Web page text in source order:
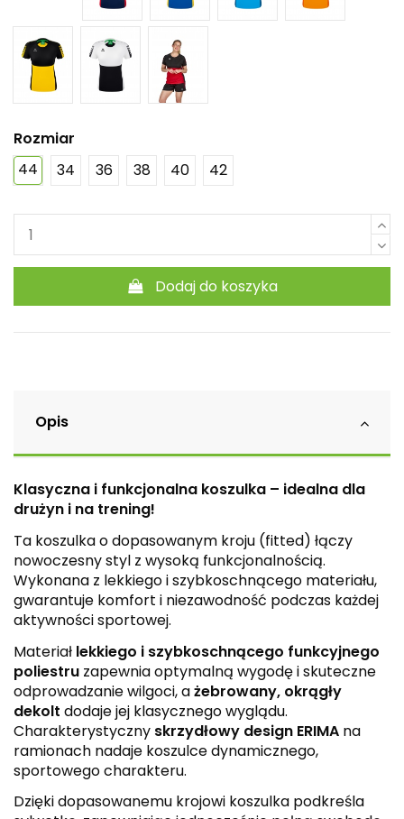
Rozmiar
44
34 36 38 40 42
Dodaj do koszyka
Opis
Klasyczna i funkcjonalna koszulka – idealna dla
drużyn i na trening!
Ta koszulka o dopasowanym kroju (fitted) łączy
nowoczesny styl z wysoką funkcjonalnością.
Wykonana z lekkiego i szybkoschnącego materiału,
gwarantuje komfort i niezawodność podczas każdej
aktywności sportowej.
Materiał lekkiego i szybkoschnącego funkcyjnego
poliestru zapewnia optymalną wygodę i skuteczne
odprowadzanie wilgoci, ażebrowany, okrągły
dekolt dodaje jej klasycznego wyglądu.
Charakterystyczny skrzydłowy design ERIMA na
ramionach nadaje koszulce dynamicznego,
sportowego charakteru.
Dzięki dopasowanemu krojowi koszulka podkreśla